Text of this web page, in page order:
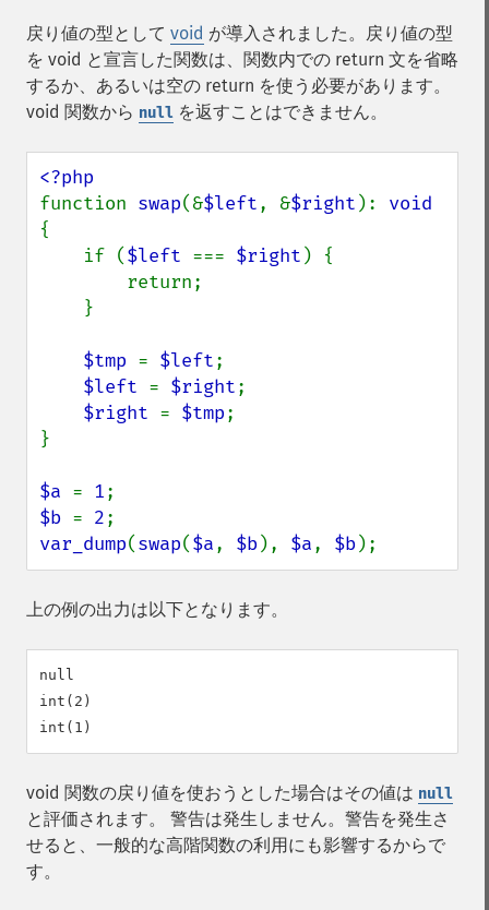
戻り値の型として void が導入されました。戻り値の型
を void と宣言した関数は、関数内での return 文を省略
するか、あるいは空の return を使う必要があります。
void 関数から null を返すことはできません。
function swap(&$left, &$right ):
{
    if (
$left === $right ) {
$tmp = $left;
$left = $right;
$right = $tmp;
}
$a = 1
$b = 2
var_dump(swap($a, $b), $a, $b);
上の例の出力は以下となります。
null
int(2)
void 関数の戻り値を使おうとした場合はその値は null
と評価されます。 警告は発生しません。警告を発生さ
せると、一般的な高階関数の利用にも影響するからで
す。